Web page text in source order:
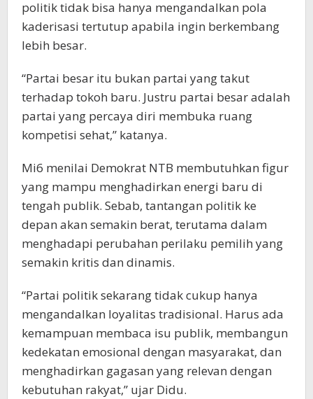
politik tidak bisa hanya mengandalkan pola
kaderisasi tertutup apabila ingin berkembang
lebih besar.
“Partai besar itu bukan partai yang takut
terhadap tokoh baru. Justru partai besar adalah
partai yang percaya diri membuka ruang
kompetisi sehat,” katanya.
Mi6 menilai Demokrat NTB membutuhkan figur
yang mampu menghadirkan energi baru di
tengah publik. Sebab, tantangan politik ke
depan akan semakin berat, terutama dalam
menghadapi perubahan perilaku pemilih yang
semakin kritis dan dinamis.
“Partai politik sekarang tidak cukup hanya
mengandalkan loyalitas tradisional. Harus ada
kemampuan membaca isu publik, membangun
kedekatan emosional dengan masyarakat, dan
menghadirkan gagasan yang relevan dengan
kebutuhan rakyat,” ujar Didu.